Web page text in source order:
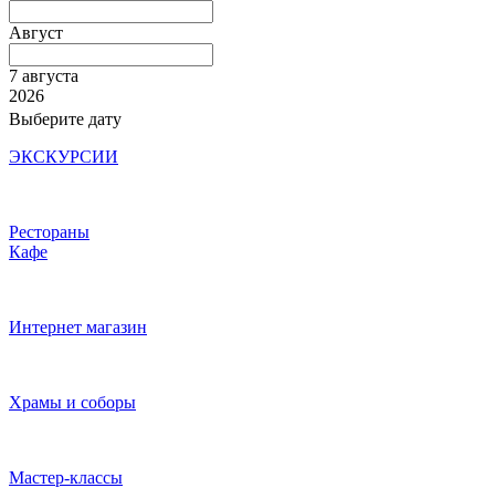
Август
7 августа
2026
Выберите дату
ЭКСКУРСИИ
Рестораны
Кафе
Интернет магазин
Храмы и соборы
Мастер-классы